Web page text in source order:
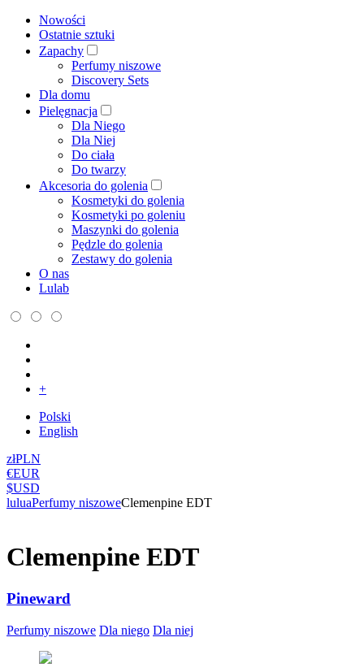
Nowości
Ostatnie sztuki
Zapachy
Perfumy niszowe
Discovery Sets
Dla domu
Pielęgnacja
Dla Niego
Dla Niej
Do ciała
Do twarzy
Akcesoria do golenia
Kosmetyki do golenia
Kosmetyki po goleniu
Maszynki do golenia
Pędzle do golenia
Zestawy do golenia
O nas
Lulab
+
Polski
English
złPLN
€EUR
$USD
luluaPerfumy niszoweClemenpine EDT
Clemenpine EDT
Pineward
Perfumy niszowe Dla niego Dla niej